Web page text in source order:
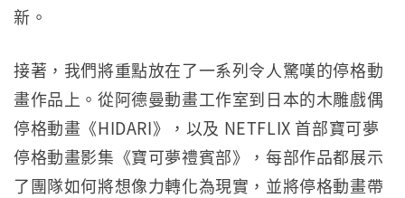
新。
接著，我們將重點放在了一系列令人驚嘆的停格動
畫作品上。從阿德曼動畫工作室到日本的木雕戲偶
停格動畫《HIDARI》，以及 NETFLIX 首部寶可夢
停格動畫影集《寶可夢禮賓部》，每部作品都展示
了團隊如何將想像力轉化為現實，並將停格動畫帶